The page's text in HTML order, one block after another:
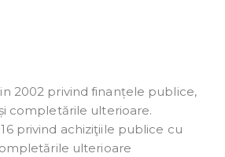
2002 privind finanțele publice,
completările ulterioare.
privind achiziţiile publice cu
ulterioare